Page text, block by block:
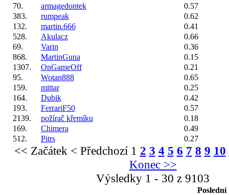
70.
armagedontek
0.57
383.
rumpeak
0.62
132.
martin.666
0.41
528.
Akulacz
0.66
69.
Varin
0.36
868.
MartinGuna
0.15
1307.
OnGameOff
0.21
95.
Wotan888
0.65
159.
mittar
0.25
164.
Dubik
0.42
193.
FerrariF50
0.57
2139.
požírač křemíku
0.18
169.
Chimera
0.49
512.
Pitrs 0.27
<< Začátek < Předchozí 1 2 3 4 5 6 7 8 9 10
Konec >>
Výsledky 1 - 30 z 9103